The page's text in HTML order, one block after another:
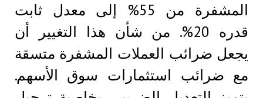
المشفرة من 55% إلى معدل ثابت
قدره 20%. من شأن هذا التغيير أن
يجعل ضرائب العملات المشفرة متسقة
مع ضرائب استثمارات سوق الأسهم.